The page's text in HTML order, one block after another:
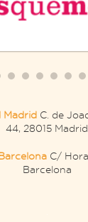
MadridC. de
44, 28015 Madrid
C/
Barcelona